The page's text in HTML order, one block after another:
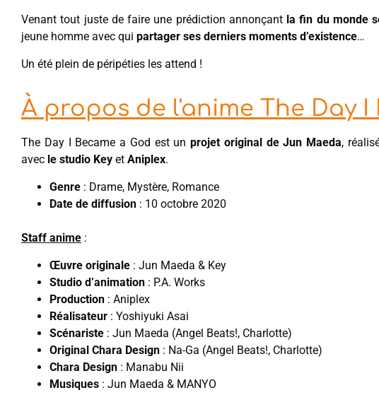
Venant tout juste de faire une prédiction annonçant la fin du monde
jeune homme avec qui partager ses derniers moments d’existence…
Un été plein de péripéties les attend !
À propos de l'anime The Day I
The Day I Became a God est un projet original de Jun Maeda,
avec le studio Key et Aniplex.
Genre : Drame, Mystère, Romance
Date de diffusion : 10 octobre 2020
Staff anime :
Œuvre originale : Jun Maeda & Key
Studio d’animation : P.A. Works
Production : Aniplex
Réalisateur : Yoshiyuki Asai
Scénariste : Jun Maeda (Angel Beats!, Charlotte)
Original Chara Design : Na-Ga (Angel Beats!, Charlotte)
Chara Design : Manabu Nii
Musiques : Jun Maeda & MANYO